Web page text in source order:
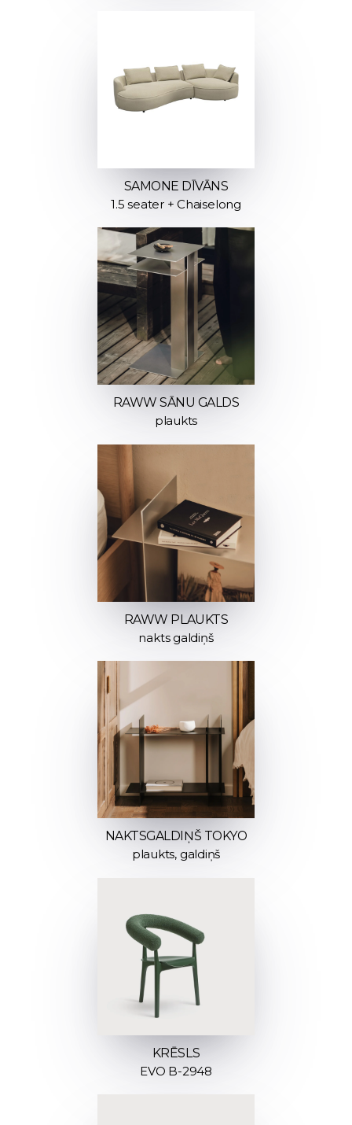
SAMONE DĪVĀNS
1.5 seater + Chaiselong
RAWW SĀNU GALDS
plaukts
RAWW PLAUKTS
nakts galdiņš
NAKTSGALDIŅŠ TOKYO
plaukts, galdiņš
KRĒSLS
EVO B-2948